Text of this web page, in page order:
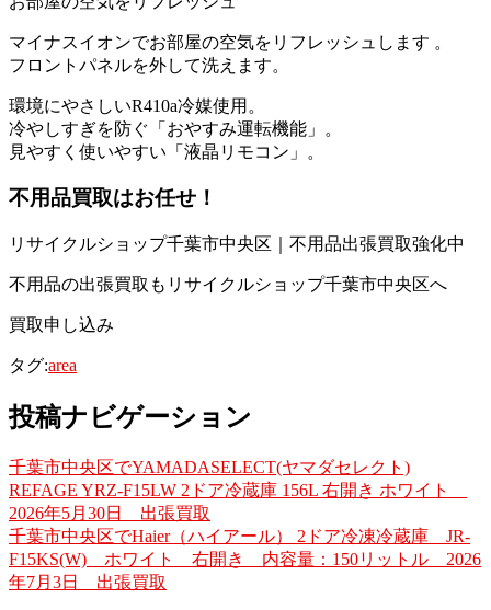
マイナスイオンでお部屋の空気をリフレッシュします 。
フロントパネルを外して洗えます。
環境にやさしいR410a冷媒使用。
冷やしすぎを防ぐ「おやすみ運転機能」。
見やすく使いやすい「液晶リモコン」。
不用品買取はお任せ！
リサイクルショップ千葉市中央区｜不用品出張買取強化中
不用品の出張買取もリサイクルショップ千葉市中央区へ
買取申し込み
タグ:area
投稿ナビゲーション
千葉市中央区でYAMADASELECT(ヤマダセレクト)
REFAGE YRZ-F15LW 2ドア冷蔵庫 156L 右開き ホワイト
2026年5月30日 出張買取
千葉市中央区でHaier（ハイアール） 2ドア冷凍冷蔵庫 JR-
F15KS(W) ホワイト 右開き 内容量：150リットル 2026
年7月3日 出張買取